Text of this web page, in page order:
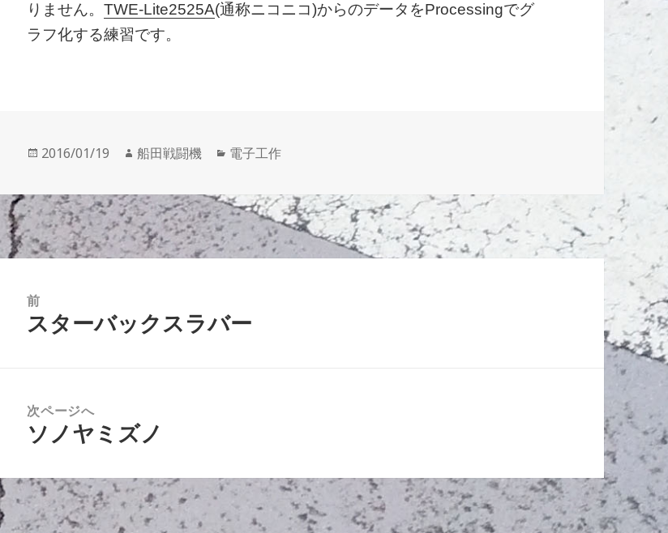
りません。TWE-Lite2525A(通称ニコニコ)からのデータをProcessingでグ
ラフ化する練習です。
投
日:
2016/01/19
作
者
船田戦闘機
カ
ゴ
リ
ー
電子工作
前
前
スターバックスラバー
次ページへ
次
投
稿:
ソノヤミズノ